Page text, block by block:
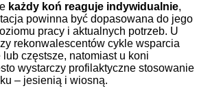
każdy koń reaguje indywidualnie,
powinna być dopasowana do jego
pracy i aktualnych potrzeb. U
rekonwalescentów cykle wsparcia
lub częstsze, natomiast u koni
wystarczy profilaktyczne stosowanie
– jesienią i wiosną.